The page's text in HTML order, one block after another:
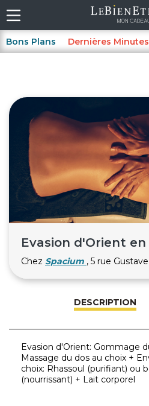
Bons Plans Dernières Minutes
Evasion d'Orient en
Chez Spacium , 5 rue
DESCRIPTION
Evasion d'Orient: Gommage
Massage du dos au choix +
choix: Rhassoul (purifiant) ou
(nourrissant) + Lait corporel